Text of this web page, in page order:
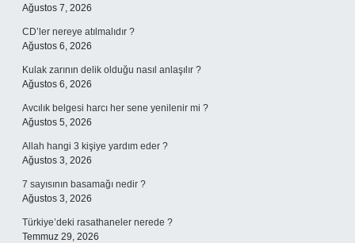
Ağustos 7, 2026
CD’ler nereye atılmalıdır ?
Ağustos 6, 2026
Kulak zarının delik olduğu nasıl anlaşılır ?
Ağustos 6, 2026
Avcılık belgesi harcı her sene yenilenir mi ?
Ağustos 5, 2026
Allah hangi 3 kişiye yardım eder ?
Ağustos 3, 2026
7 sayısının basamağı nedir ?
Ağustos 3, 2026
Türkiye’deki rasathaneler nerede ?
Temmuz 29, 2026